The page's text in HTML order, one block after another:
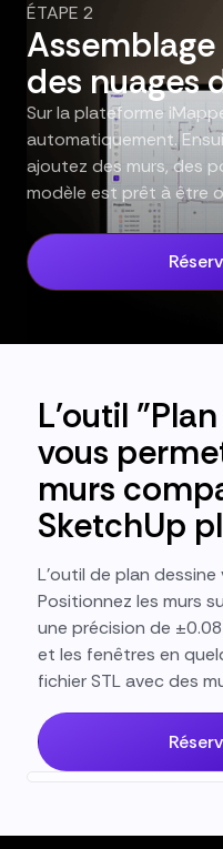
ÉTAPE 2
des nuages
Sur la plateforme
automatiquement.
ajoutez des murs, des
modèle est prêt à être
L'outil
vous
murs
SketchUp
L'outil de plan
Positionnez les murs
une précision de
et les fenêtres en
fichier STL avec des